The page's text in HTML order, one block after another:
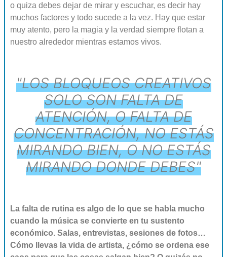
o quiza debes dejar de mirar y escuchar, es decir hay
muchos factores y todo sucede a la vez. Hay que estar
muy atento, pero la magia y la verdad siempre flotan a
nuestro alrededor mientras estamos vivos.
"LOS BLOQUEOS CREATIVOS
SOLO SON FALTA DE
ATENCIÓN, O FALTA DE
CONCENTRACIÓN, NO ESTÁS
MIRANDO BIEN, O NO ESTÁS
MIRANDO DONDE DEBES"
La falta de rutina es algo de lo que se habla mucho
cuando la música se convierte en tu sustento
económico. Salas, entrevistas, sesiones de fotos…
Cómo llevas la vida de artista, ¿cómo se ordena ese